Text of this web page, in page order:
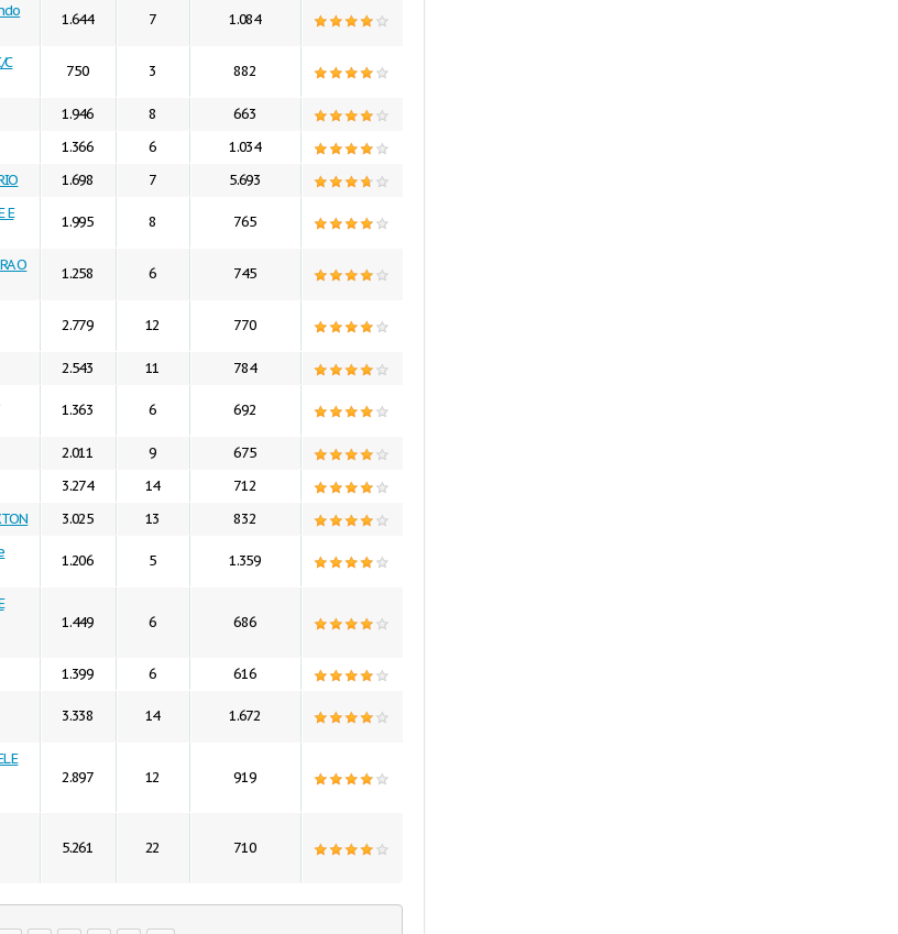
1.644 7 1.084
C
750 3 882
1.946 8
663
1.366 6
1.034
1.698 7 5.693
E
1.995 8 765
O
1.258 6 745
2.779 12 770
2.543 11 784
1.363 6 692
2.011 9
675
3.274 14
712
3.025 13 832
1.206 5 1.359
1.449 6 686
1.399 6 616
3.338 14 1.672
E
2.897 12 919
5.261 22 710